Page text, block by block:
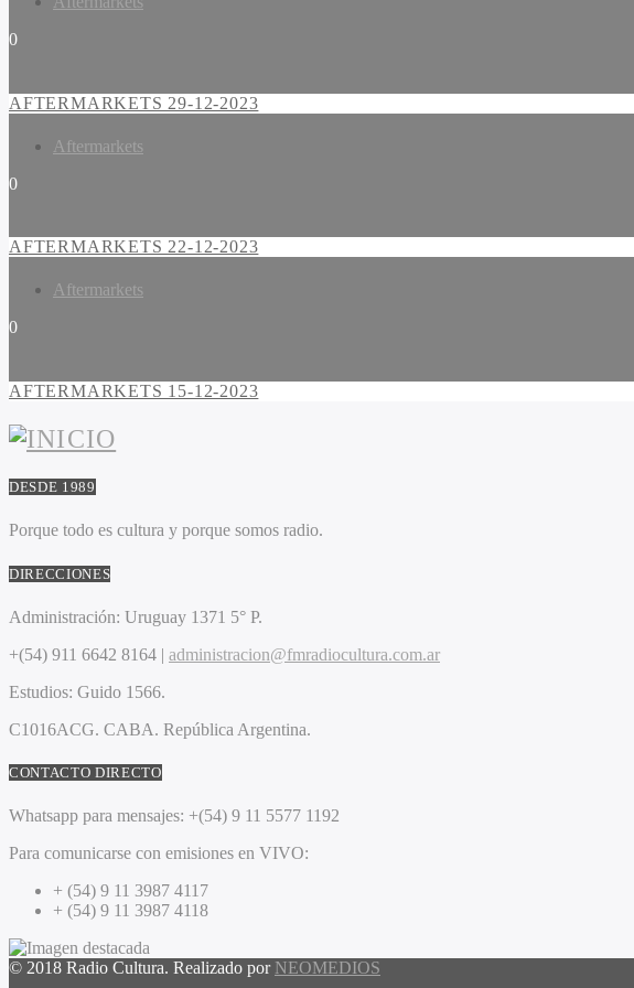
0
AFTERMARKETS 29-12-2023
Aftermarkets
0
AFTERMARKETS 22-12-2023
Aftermarkets
0
AFTERMARKETS 15-12-2023
DESDE 1989
Porque todo es cultura y porque somos radio.
DIRECCIONES
Administración: Uruguay 1371 5° P.
+(54) 911 6642 8164 | administracion@fmradiocultura.com.ar
Estudios: Guido 1566.
C1016ACG. CABA. República Argentina.
CONTACTO DIRECTO
Whatsapp para mensajes: +(54) 9 11 5577 1192
Para comunicarse con emisiones en VIVO:
+ (54) 9 11 3987 4117
+ (54) 9 11 3987 4118
© 2018 Radio Cultura. Realizado por NEOMEDIOS